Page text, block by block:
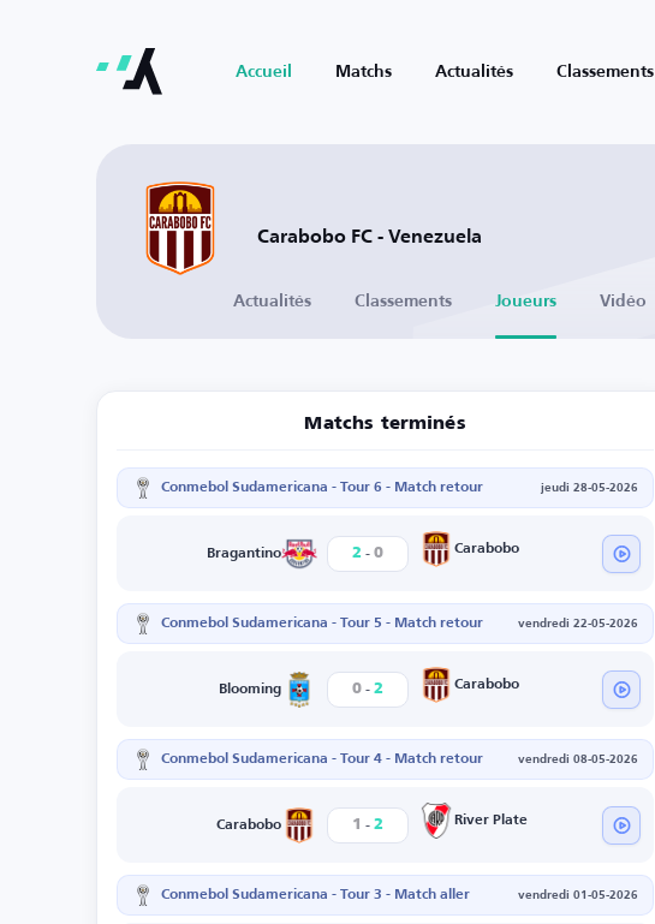
Accueil Matchs Actualités Classements
Carabobo FC - Venezuela
Actualités Classements Joueurs Vidéo
Matchs terminés
Conmebol Sudamericana - Tour 6 - Match retour jeudi 28-05-2026
Bragantino 2 - 0 Carabobo
Conmebol Sudamericana - Tour 5 - Match retour vendredi 22-05-2026
Blooming 0 - 2 Carabobo
Conmebol Sudamericana - Tour 4 - Match retour vendredi 08-05-2026
Carabobo 1 - 2 River Plate
Conmebol Sudamericana - Tour 3 - Match aller vendredi 01-05-2026